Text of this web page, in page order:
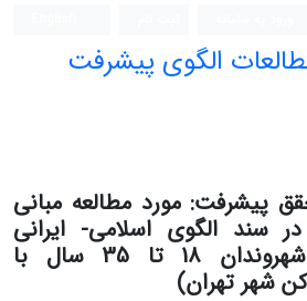
الگوی پیشرفت
پیشرفت: مورد مطالعه مبانی
سند الگوی اسلامی- ایرانی
پیشرفت (بررسی شهروندان 18 تا 35 سال با
شهر تهران)